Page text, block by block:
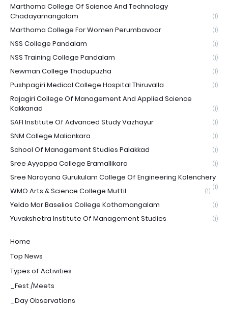
Marthoma College Of Science And Technology
Chadayamangalam
(1)
Marthoma College For Women Perumbavoor (1)
NSS College Pandalam (1)
NSS Training College Pandalam (1)
Newman College Thodupuzha (1)
Pushpagiri Medical College Hospital Thiruvalla (1)
Rajagiri College Of Management And Applied Science
Kakkanad
(1)
SAFI Institute Of Advanced Study Vazhayur (1)
SNM College Maliankara (1)
School Of Management Studies Palakkad (1)
Sree Ayyappa College Eramallikara (1)
Sree Narayana Gurukulam College Of Engineering Kolenchery
(1)
WMO Arts & Science College Muttil (1)
Yeldo Mar Baselios College Kothamangalam (1)
Yuvakshetra Institute Of Management Studies (1)
Home
Top News
Types of Activities
_Fest /Meets
_Day Observations